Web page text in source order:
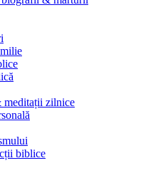
meditații zilnice
biblice